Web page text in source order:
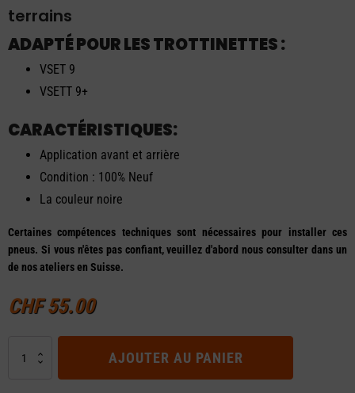
terrains
ADAPTÉ POUR LES TROTTINETTES :
VSET 9
VSETT 9+
CARACTÉRISTIQUES:
Application avant et arrière
Condition : 100% Neuf
La couleur noire
Certaines compétences techniques sont nécessaires pour installer ces
pneus. Si vous n'êtes pas confiant, veuillez d'abord nous consulter dans un
de nos ateliers en Suisse.
CHF55.00
AJOUTER AU PANIER